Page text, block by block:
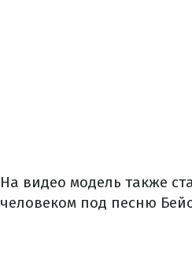
На видео модель также
человеком под песню